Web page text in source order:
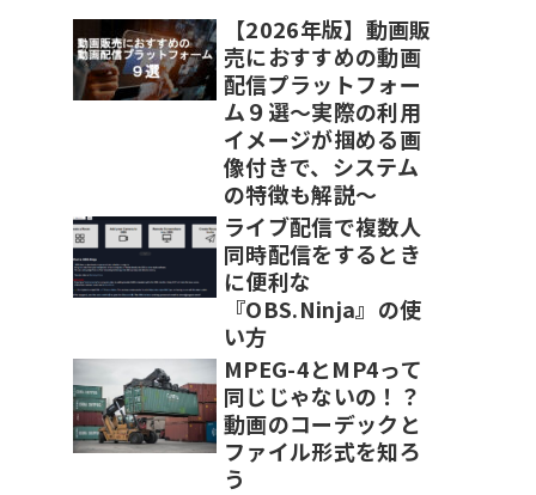
【2026年版】動画販
売におすすめの動画
配信プラットフォー
ム９選～実際の利用
イメージが掴める画
像付きで、システム
の特徴も解説～
ライブ配信で複数人
同時配信をするとき
に便利な
『OBS.Ninja』の使
い方
MPEG-4とMP4って
同じじゃないの！？
動画のコーデックと
ファイル形式を知ろ
う